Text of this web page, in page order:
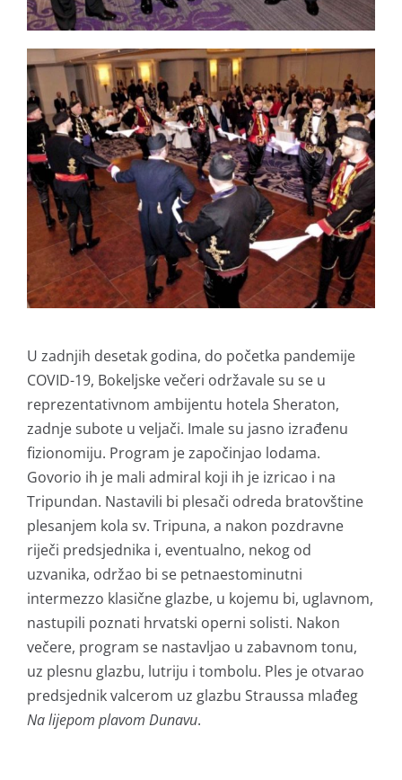
U zadnjih desetak godina, do početka pandemije
COVID-19, Bokeljske večeri održavale su se u
reprezentativnom ambijentu hotela Sheraton,
zadnje subote u veljači. Imale su jasno izrađenu
fizionomiju. Program je započinjao lodama.
Govorio ih je mali admiral koji ih je izricao i na
Tripundan. Nastavili bi plesači odreda bratovštine
plesanjem kola sv. Tripuna, a nakon pozdravne
riječi predsjednika i, eventualno, nekog od
uzvanika, održao bi se petnaestominutni
intermezzo klasične glazbe, u kojemu bi, uglavnom,
nastupili poznati hrvatski operni solisti. Nakon
večere, program se nastavljao u zabavnom tonu,
uz plesnu glazbu, lutriju i tombolu. Ples je otvarao
predsjednik valcerom uz glazbu Straussa mlađeg
Na lijepom plavom Dunavu.